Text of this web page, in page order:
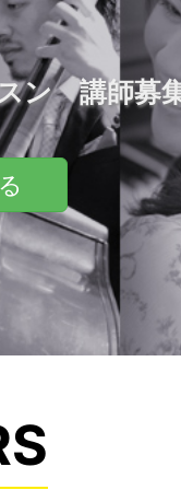
ン 講師募